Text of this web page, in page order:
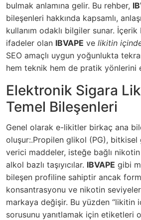
bulmak anlamına gelir. Bu rehber,
bileşenleri hakkında kapsamlı,
kullanım odaklı bilgiler sunar.
ifadeler olan IBVAPE ve likitin
SEO amaçlı uygun yoğunlukta
hem teknik hem de pratik yönlerini
Elektronik Sigara
Temel Bileşenleri
Genel olarak e-likitler birkaç ana
oluşur:.Propilen glikol (PG), bitkisel
verici maddeler, isteğe bağlı
alkol bazlı taşıyıcılar. IBVAPE gibi
bileşen profiline sahiptir ancak
konsantrasyonu ve nikotin
markaya değişir. Bu yüzden “likitin
sorusunu yanıtlamak için etiketleri